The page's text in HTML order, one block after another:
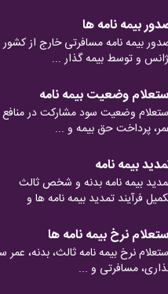
بیمه نامه ها
بیمه نامه مسافرتی خارج از
و توسط بیمه گذار ...
وضعیت بیمه نامه
وضعیت سود مشارکت در منافع
پرداخت حق بیمه و ...
بیمه نامه
بیمه نامه بدنه و شخص ثالث
فرآیند تمدید بیمه نامه ها و
نرخ بیمه نامه ها
نرخ بیمه نامه ثالث، بدنه، عمر
مسافرتی و ...